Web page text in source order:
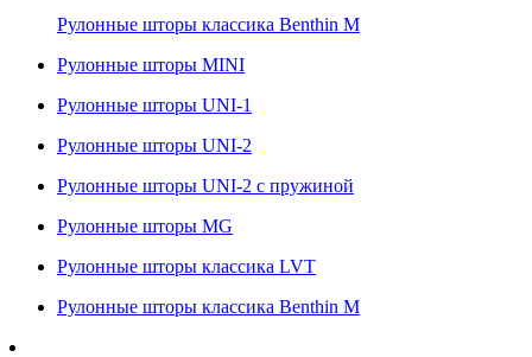
Рулонные шторы классика Benthin M
Рулонные шторы MINI
Рулонные шторы UNI-1
Рулонные шторы UNI-2
Рулонные шторы UNI-2 с пружиной
Рулонные шторы MG
Рулонные шторы классика LVT
Рулонные шторы классика Benthin M